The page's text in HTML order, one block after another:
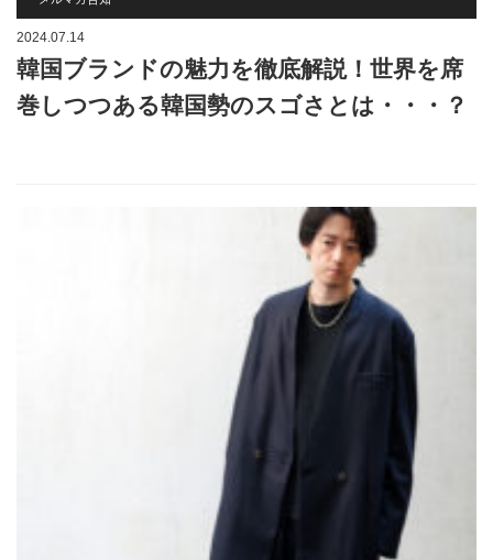
2024.07.14
韓国ブランドの魅力を徹底解説！世界を席
巻しつつある韓国勢のスゴさとは・・・？